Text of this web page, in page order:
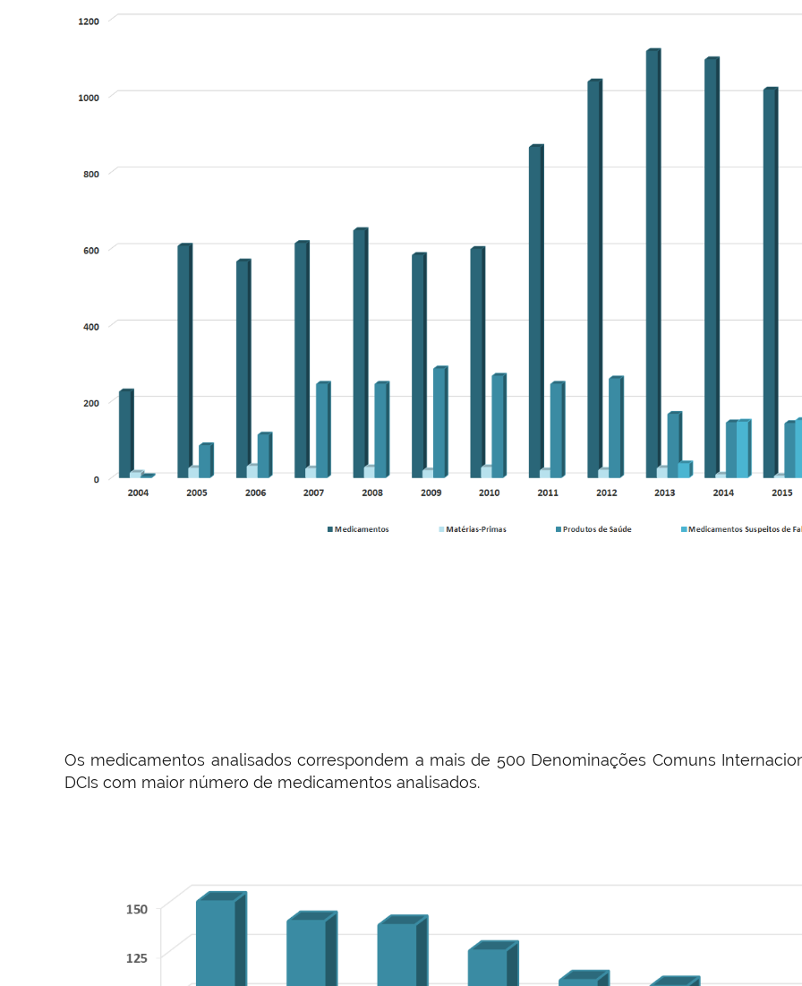
Os medicamentos analisados correspondem a mais de 500 Denominações Comuns
DCIs com maior número de medicamentos analisados.